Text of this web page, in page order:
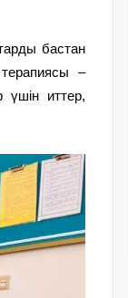
бастан
–
үшін иттер,